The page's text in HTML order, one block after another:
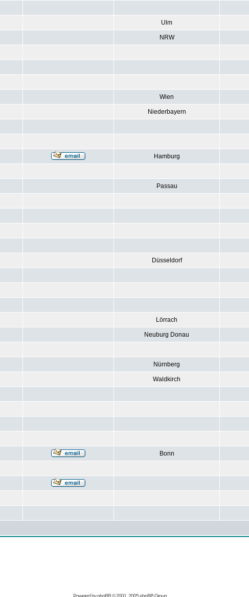
Ulm
NRW
Wien
Niederbayern
Hamburg
Passau
Düsseldorf
Lörrach
Neuburg Donau
Nürnberg
Waldkirch
Bonn
Powered byphpBB© 2001, 2005 phpBB Group